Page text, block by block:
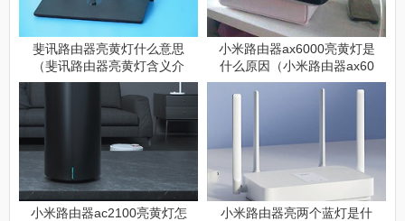
斐讯路由器亮黄灯什么意思
（斐讯路由器亮黄灯含义介
绍）
小米路由器ax6000亮黄灯是
什么原因（小米路由器ax60
00亮黄灯原因介绍）
小米路由器ac2100亮黄灯怎
小米路由器亮两个蓝灯是什